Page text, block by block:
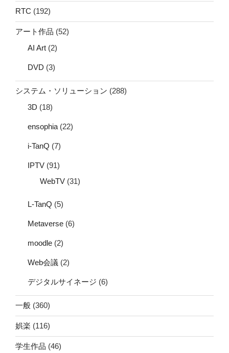
RTC (192)
アート作品 (52)
AI Art (2)
DVD (3)
システム・ソリューション (288)
3D (18)
ensophia (22)
i-TanQ (7)
IPTV (91)
WebTV (31)
L-TanQ (5)
Metaverse (6)
moodle (2)
Web会議 (2)
デジタルサイネージ (6)
一般 (360)
娯楽 (116)
学生作品 (46)